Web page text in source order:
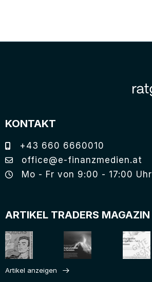
KONTAKT
+43 660 6660010
office@e-finanzmedien.at
Mo - Fr von 9:00 - 17:00 Uhr
ARTIKEL TRADERS MAGAZIN
Artikel anzeigen